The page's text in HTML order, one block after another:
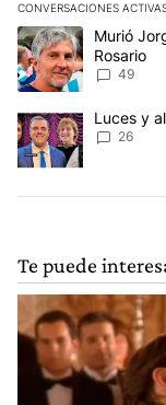
CONVERSACIONES
Este listado
Un artículo deMurió
Rosario
49
Un artículo deLuces y
26